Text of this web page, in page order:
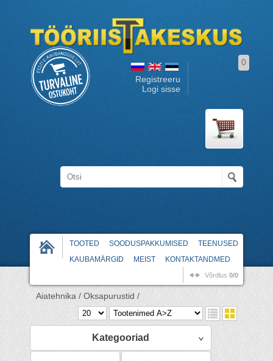
Registreeru
Logi sisse
0
TOOTED SOODUSPAKKUMISED
TEENUSED
KAUBAMÄRGID
MEIST KONTAKTANDMED
Võrdlus 0/0
Aiatehnika / Oksapurustid /
Kategooriad